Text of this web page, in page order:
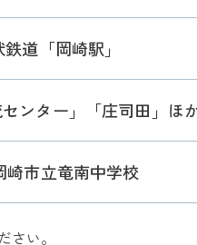
道「岡崎駅」
ンター」「庄司田」ほ
崎市立竜南中学校
い。